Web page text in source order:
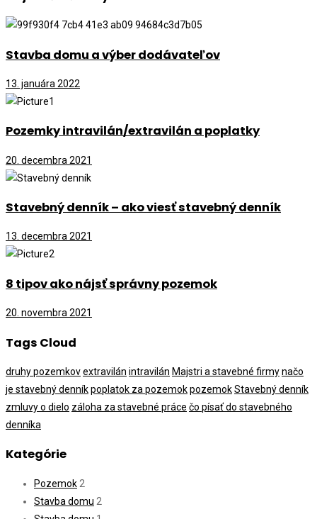
Stavba domu a výber dodávateľov
13. januára 2022
Pozemky intravilán/extravilán a poplatky
20. decembra 2021
Stavebný denník – ako viesť stavebný denník
13. decembra 2021
8 tipov ako nájsť správny pozemok
20. novembra 2021
Tags Cloud
druhy pozemkovextravilán intravilán Majstri a stavebné firmynačo
je stavebný denníkpoplatok za pozemokpozemokStavebný denník
zmluvy o dielo záloha za stavebné práce čo písať do stavebného
denníka
Kategórie
Pozemok 2
Stavba domu 2